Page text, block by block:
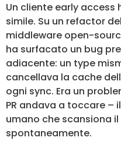
Un cliente early
simile. Su un refactor
middleware open-
ha surfacato un bug
adiacente: un type
cancellava la cache
ogni sync. Era un
PR andava a toccare –
umano che scansiona
spontaneamente.